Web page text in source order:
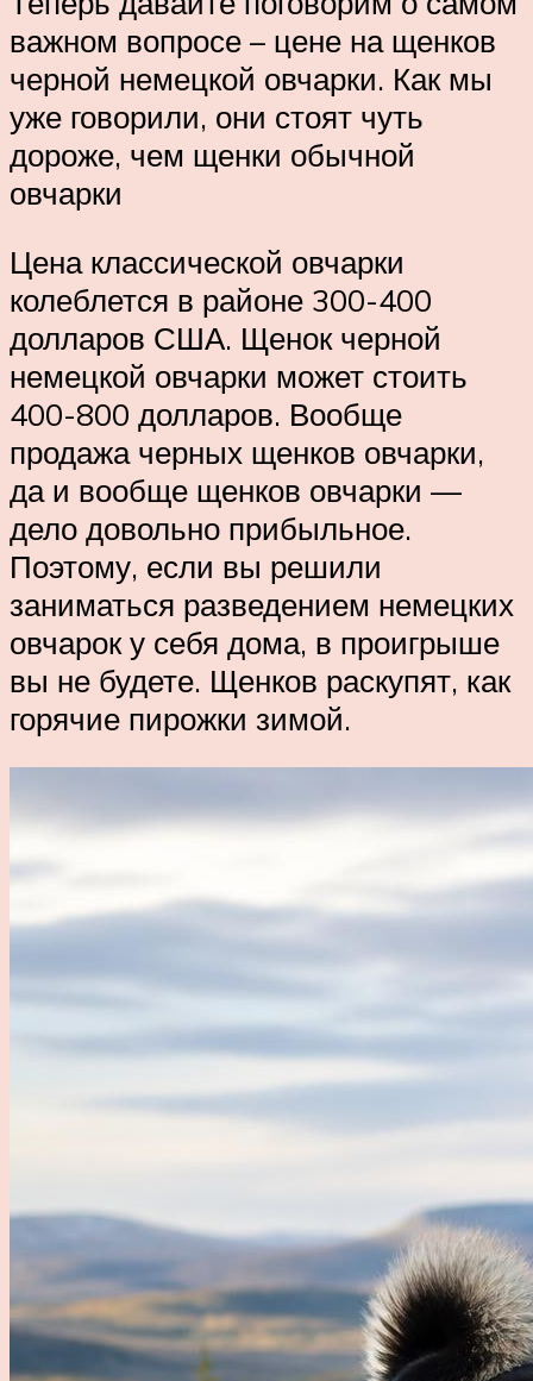
важном вопросе – цене на щенков
черной немецкой овчарки. Как мы
уже говорили, они стоят чуть
дороже, чем щенки обычной
овчарки
Цена классической овчарки
колеблется в районе 300-400
долларов США. Щенок черной
немецкой овчарки может стоить
400-800 долларов. Вообще
продажа черных щенков овчарки,
да и вообще щенков овчарки —
дело довольно прибыльное.
Поэтому, если вы решили
заниматься разведением немецких
овчарок у себя дома, в проигрыше
вы не будете. Щенков раскупят, как
горячие пирожки зимой.